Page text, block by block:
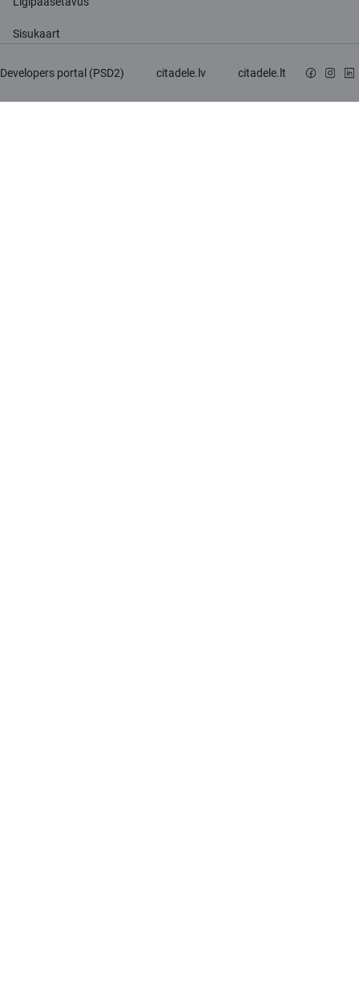
Sisukaart
Developers portal (PSD2) citadele.lv citadele.lt